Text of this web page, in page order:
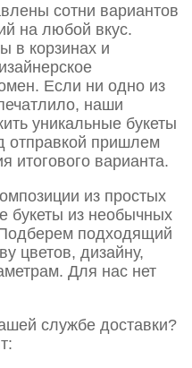
сотни вариантов
на любой вкус.
в корзинах и
Если ни одно из
наши
уникальные букеты
отправкой пришлем
итогового варианта.
из простых
букеты из необычных
подходящий
цветов, дизайну,
Для нас нет
службе доставки?